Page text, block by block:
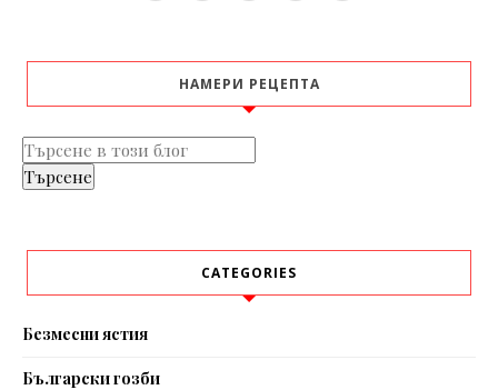
НАМЕРИ РЕЦЕПТА
CATEGORIES
Безмесни ястия
Български гозби